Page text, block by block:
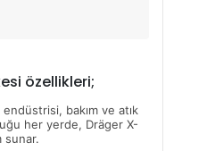
özellikleri;
bakım ve atık
her yerde, Dräger X-
sunar.